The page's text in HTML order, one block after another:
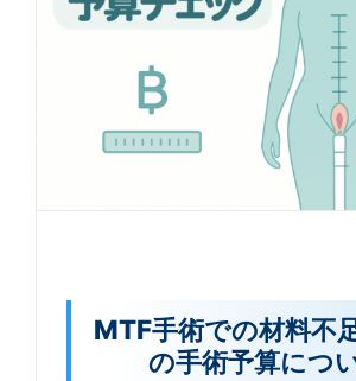
MTF手術での材料不
の手術予算につ